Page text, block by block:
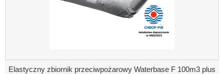
Elastyczny zbiornik przeciwpożarowy Waterbase F 100m3 plus